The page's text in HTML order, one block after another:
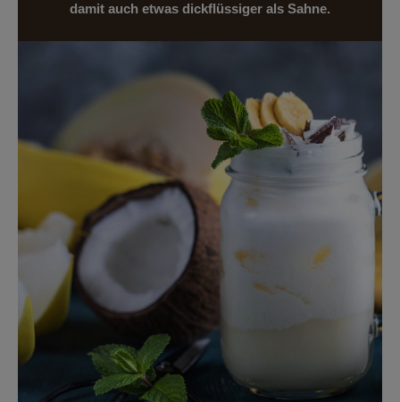
damit auch etwas dickflüssiger als Sahne.